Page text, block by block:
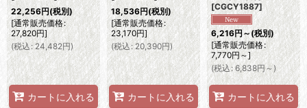
22,256円(税別)
[通常販売価格:
27,820円]
(税込 : 24,482円)
カートに入れる
18,536円(税別)
[通常販売価格:
23,170円]
(税込: 20,390円)
カートに入れる
[CGCY1887]
6,216円～(税別)
[通常販売価格:
7,770円 ～]
(税込: 6,838円～ )
カートに入れる